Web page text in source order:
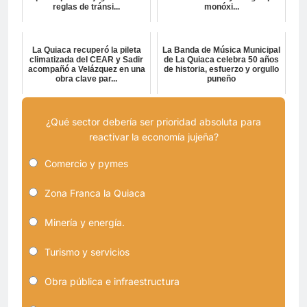
reglas de tránsi...
monóxi...
La Quiaca recuperó la pileta
climatizada del CEAR y Sadir
acompañó a Velázquez en una
obra clave par...
La Banda de Música Municipal
de La Quiaca celebra 50 años
de historia, esfuerzo y orgullo
puneño
¿Qué sector debería ser prioridad absoluta para
reactivar la economía jujeña?
Comercio y pymes
Zona Franca la Quiaca
Minería y energía.
Turismo y servicios
Obra pública e infraestructura